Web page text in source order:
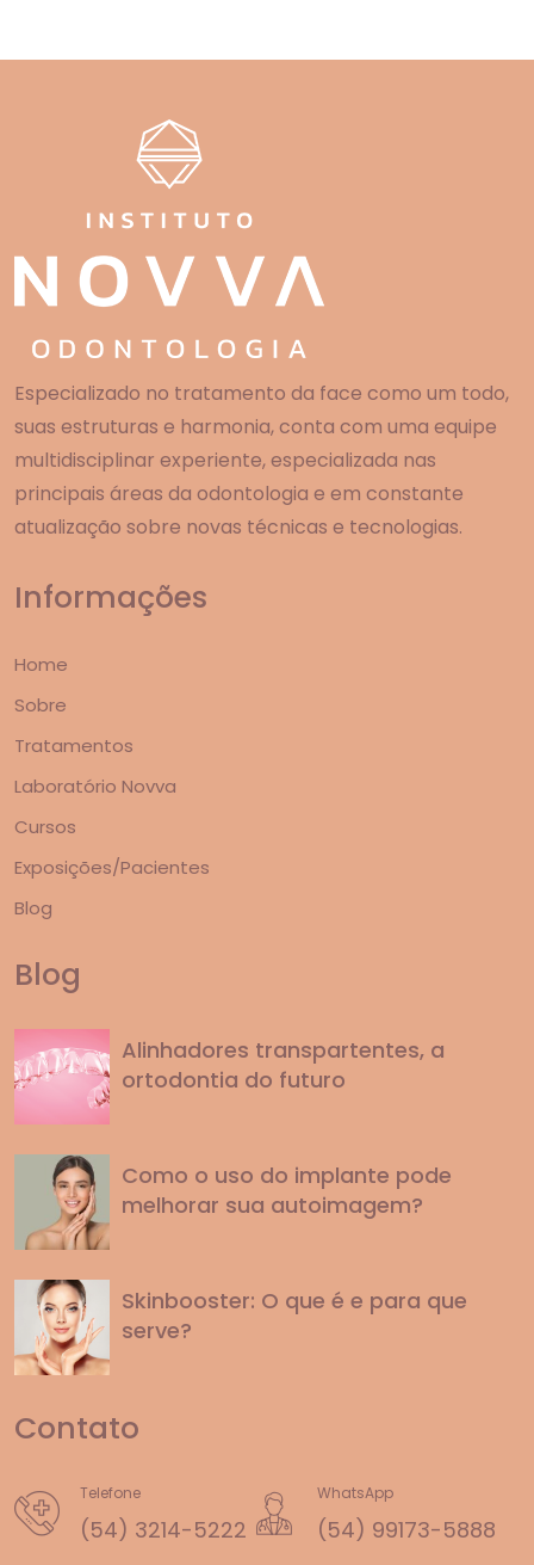
Especializado no tratamento da face como um todo,
suas estruturas e harmonia, conta com uma equipe
multidisciplinar experiente, especializada nas
principais áreas da odontologia e em constante
atualização sobre novas técnicas e tecnologias.
Informações
Home
Sobre
Tratamentos
Laboratório Novva
Cursos
Exposições/Pacientes
Blog
Blog
Alinhadores transpartentes, a
ortodontia do futuro
Como o uso do implante pode
melhorar sua autoimagem?
Skinbooster: O que é e para que
serve?
Contato
Telefone
(54) 3214-5222
WhatsApp
(54) 99173-5888